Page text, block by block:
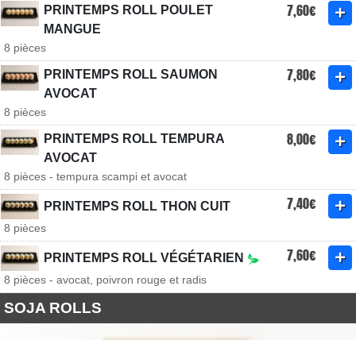
PRINTEMPS ROLL POULET
MANGUE
7,60€
8 pièces
PRINTEMPS ROLL SAUMON
AVOCAT
7,80€
8 pièces
PRINTEMPS ROLL TEMPURA
AVOCAT
8,00€
8 pièces - tempura scampi et avocat
PRINTEMPS ROLL THON CUIT 7,40€
8 pièces
PRINTEMPS ROLL VÉGÉTARIEN 7,60€
8 pièces - avocat, poivron rouge et radis
SOJA ROLLS